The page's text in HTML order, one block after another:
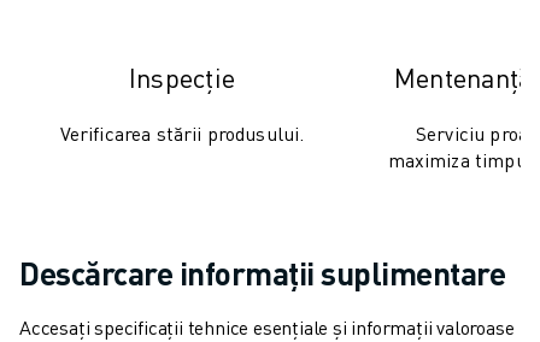
Inspecție
Verificarea stării produsului.
Serviciu
maximiza timpul
Descărcare informații suplimentare
Accesați specificații tehnice esențiale și informații valoroase